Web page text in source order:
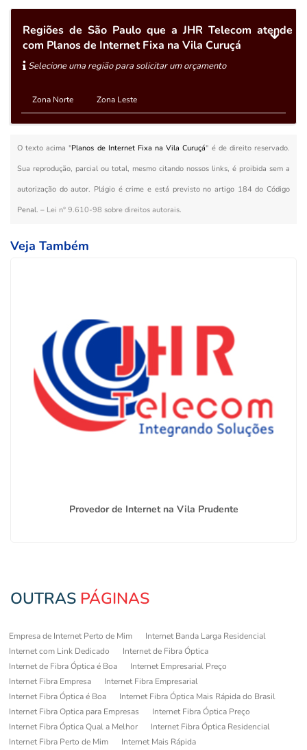
Regiões de São Paulo que a JHR Telecom atende
com Planos de Internet Fixa na Vila Curuçá
Selecione uma região para solicitar um orçamento
Zona Norte Zona Leste
O texto acima "Planos de Internet Fixa na Vila Curuçá" é de direito reservado.
Sua reprodução, parcial ou total, mesmo citando nossos links, é proibida sem a
autorização do autor. Plágio é crime e está previsto no artigo 184 do Código
Penal. – Lei n° 9.610-98 sobre direitos autorais.
Veja Também
Provedor de Internet na Vila Prudente
OUTRAS PÁGINAS
Empresa de Internet Perto de Mim
Internet Banda Larga Residencial
Internet com Link Dedicado
Internet de Fibra Óptica
Internet de Fibra Óptica é Boa
Internet Empresarial Preço
Internet Fibra Empresa
Internet Fibra Empresarial
Internet Fibra Óptica é Boa
Internet Fibra Óptica Mais Rápida do Brasil
Internet Fibra Optica para Empresas
Internet Fibra Óptica Preço
Internet Fibra Óptica Qual a Melhor
Internet Fibra Óptica Residencial
Internet Fibra Perto de Mim
Internet Mais Rápida